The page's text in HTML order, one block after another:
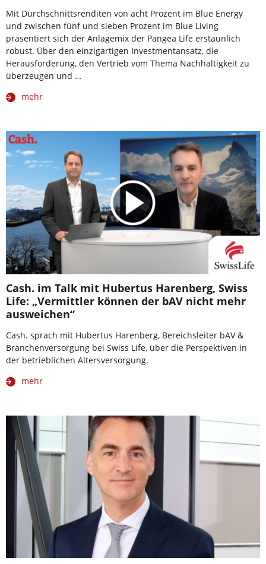
Mit Durchschnittsrenditen von acht Prozent im Blue Energy
und zwischen fünf und sieben Prozent im Blue Living
präsentiert sich der Anlagemix der Pangea Life erstaunlich
robust. Über den einzigartigen Investmentansatz, die
Herausforderung, den Vertrieb vom Thema Nachhaltigkeit zu
überzeugen und …
mehr
Cash. im Talk mit Hubertus Harenberg, Swiss
Life: „Vermittler können der bAV nicht mehr
ausweichen“
Cash. sprach mit Hubertus Harenberg, Bereichsleiter bAV &
Branchenversorgung bei Swiss Life, über die Perspektiven in
der betrieblichen Altersversorgung.
mehr